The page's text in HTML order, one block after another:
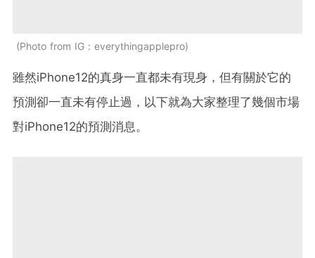
Photo from IG：everythingapplepro
雖然iPhone12的真身一直都未有現身，但有關於它的
預測卻一直未有停止過，以下就為大家整理了幾個市場
對iPhone12的預測消息。